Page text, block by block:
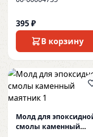
395 ₽
В корзину
Молд для
смолы каменный